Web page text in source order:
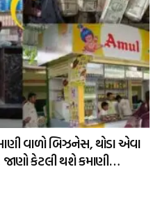
વાળો બિઝનેસ, થોડા એવા
જાણો કેટલી થશે કમાણી…